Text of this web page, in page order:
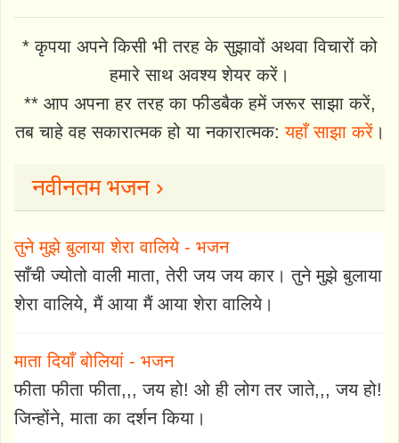
* कृपया अपने किसी भी तरह के सुझावों अथवा विचारों को
हमारे साथ अवश्य शेयर करें।
** आप अपना हर तरह का फीडबैक हमें जरूर साझा करें,
तब चाहे वह सकारात्मक हो या नकारात्मक:यहाँ साझा करें।
नवीनतम भजन ›
तुने मुझे बुलाया शेरा वालिये - भजन
साँची ज्योतो वाली माता, तेरी जय जय कार। तुने मुझे बुलाया
शेरा वालिये, मैं आया मैं आया शेरा वालिये।
माता दियाँ बोलियां - भजन
फीता फीता फीता,,, जय हो! ओ ही लोग तर जाते,,, जय हो!
जिन्होंने, माता का दर्शन किया।